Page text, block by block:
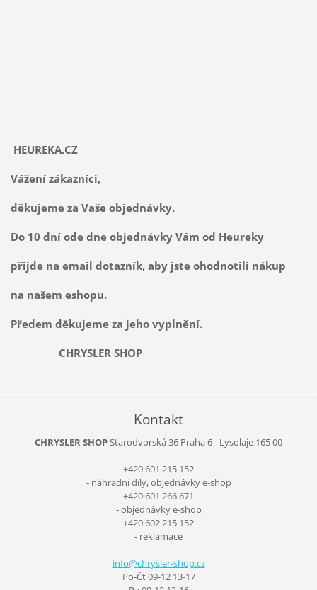
HEUREKA.CZ
Vážení zákazníci,
děkujeme za Vaše objednávky.
Do 10 dní ode dne objednávky Vám od Heureky
přijde na email dotazník, aby jste ohodnotili nákup
na našem eshopu.
Předem děkujeme za jeho vyplnění.
CHRYSLER SHOP
Kontakt
CHRYSLER SHOPStarodvorská 36 Praha 6 - Lysolaje 165 00
+420 601 215 152
- náhradní díly, objednávky e-shop
+420 601 266 671
- objednávky e-shop
+420 602 215 152
- reklamace
info@chrysler-shop.cz
Po-Čt 09-12 13-17